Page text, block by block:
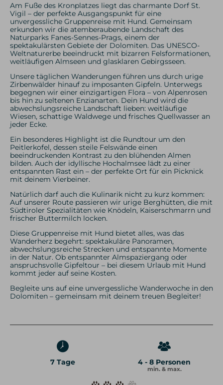
Am Fuße des Kronplatzes liegt das charmante Dorf St.
Vigil – der perfekte Ausgangspunkt für eine
unvergessliche Gruppenreise mit Hund. Gemeinsam
erkunden wir die atemberaubende Landschaft des
Naturparks Fanes-Sennes-Prags, einem der
spektakulärsten Gebiete der Dolomiten. Das UNESCO-
Weltnaturerbe beeindruckt mit bizarren Felsformationen,
weitläufigen Almseen und glasklaren Gebirgsseen.
Unsere täglichen Wanderungen führen uns durch urige
Zirbenwälder hinauf zu imposanten Gipfeln. Unterwegs
begegnen wir einer einzigartigen Flora – von Alpenrosen
bis hin zu seltenen Enzianarten. Dein Hund wird die
abwechslungsreiche Landschaft lieben: weitläufige
Wiesen, schattige Waldwege und frisches Quellwasser an
jeder Ecke.
Ein besonderes Highlight ist die Rundtour um den
Peitlerkofel, dessen steile Felswände einen
beeindruckenden Kontrast zu den blühenden Almen
bilden. Auch der idyllische Hochalmsee lädt zu einer
entspannten Rast ein – der perfekte Ort für ein Picknick
mit deinem Vierbeiner.
Natürlich darf auch die Kulinarik nicht zu kurz kommen:
Auf unserer Route passieren wir urige Berghütten, die mit
Südtiroler Spezialitäten wie Knödeln, Kaiserschmarrn und
frischer Buttermilch locken.
Diese Gruppenreise mit Hund bietet alles, was das
Wanderherz begehrt: spektakuläre Panoramen,
abwechslungsreiche Strecken und entspannte Momente
in der Natur. Ob entspannter Almspaziergang oder
anspruchsvolle Gipfeltour – bei diesem Urlaub mit Hund
kommt jeder auf seine Kosten.
Begleite uns auf eine unvergessliche Wanderwoche in den
Dolomiten – gemeinsam mit deinem treuen Begleiter!
7 Tage 4 - 8 Personen
min. & max.